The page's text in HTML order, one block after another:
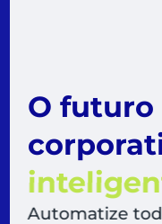
simples,
compras,